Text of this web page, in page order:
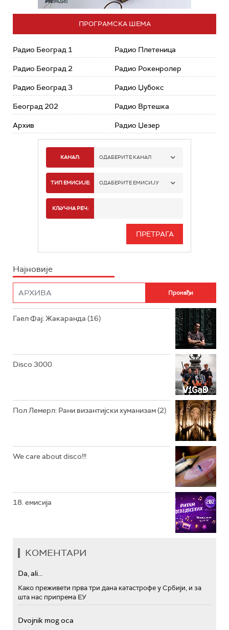
ПРОГРАМСКА ШЕМА
Радио Београд 1
Радио Београд 2
Радио Београд 3
Београд 202
Архив
Радио Плетеница
Радио Рокенролер
Радио Џубокс
Радио Вртешка
Радио Џезер
КАНАЛ: ОДАБЕРИТЕ КАНАЛ
РАДИО БЕОГРАД 1
РАДИО БЕОГРАД 3
РАДИО РОКЕНРОЛЕР
ТИП ЕМИСИЈЕ: ОДАБЕРИТЕ ЕМИСИЈУ
ИНФО
КЉУЧНА РЕЧ:
Најновије
Гаел Фај: Жакаранда (16)
Disco 3000
Пол Лемерл: Рани византијски хуманизам (2)
We care about disco!!!
18. емисија
КОМЕНТАРИ
Da, ali...
Како преживети прва три дана катастрофе у Србији, и за
шта нас припрема ЕУ
Dvojnik mog oca